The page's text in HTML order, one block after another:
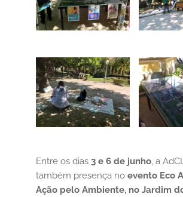
Entre os dias 3 e 6 de junho, a
também presença noevento Eco
Ação pelo Ambiente, no Jardim